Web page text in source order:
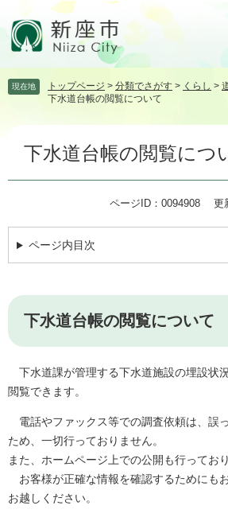
頭飛 現在地 トップページ > 分類でさがす > くらし >
下水道台帳の閲覧について
下水道台帳の閲覧につ
ページID：0094908 更
ページ内目次
下水道台帳の閲覧について
下水道課が管理する下水道施設の埋設状
閲覧できます。
電話やファックス等での調査依頼は、誤
ため、一切行っておりません。
また、ホームページ上での公開も行ってお
お客様が正確な情報を確認するためにも
お越しください。